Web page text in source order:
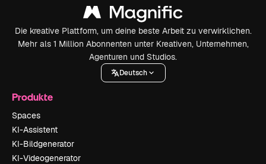
Die kreative Plattform, um deine beste Arbeit zu verwirklichen.
Mehr als 1 Million Abonnenten unter Kreativen, Unternehmen,
Agenturen und Studios.
Deutsch
Produkte
Spaces
KI-Assistent
KI-Bildgenerator
KI-Videogenerator